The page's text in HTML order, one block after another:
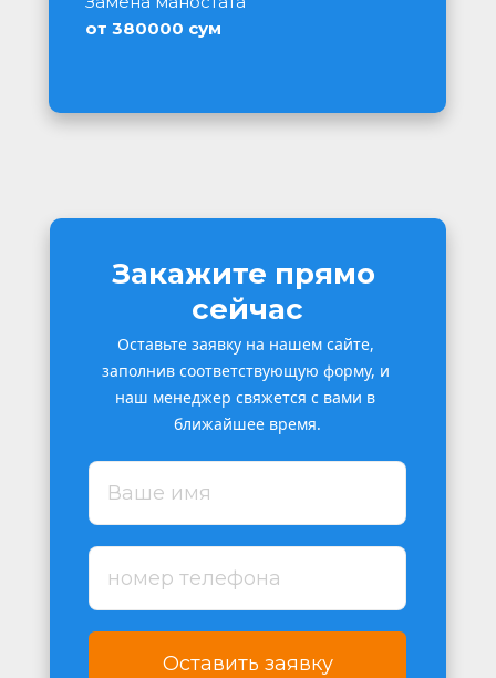
от 380000 сум
Оставить заявку
Закажите прямо
сейчас
Оставьте заявку на нашем сайте,
заполнив соответствующую форму, и
наш менеджер свяжется с вами в
ближайшее время.